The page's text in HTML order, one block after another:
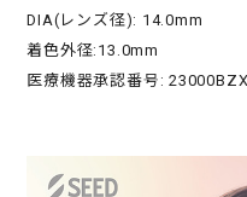
DIA(レンズ径): 14.0mm
着色外径:13.0mm
医療機器承認番号: